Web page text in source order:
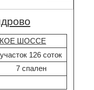
ШОССЕ
участок 126 соток
7 спален